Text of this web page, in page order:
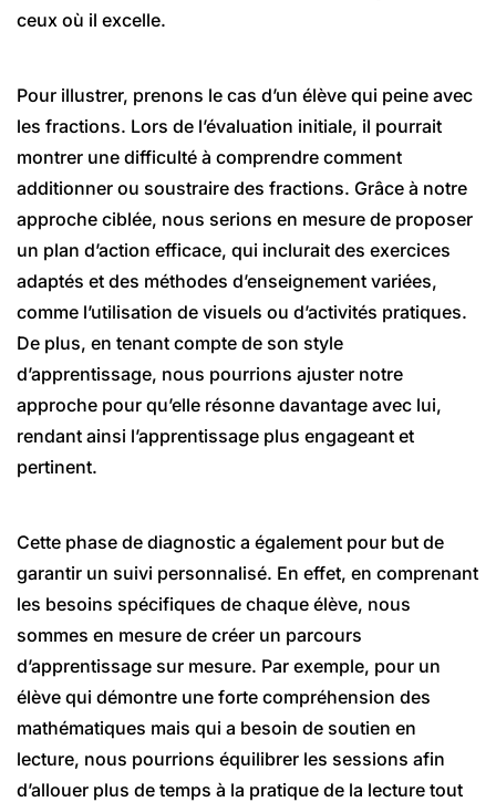
ceux où il excelle.
Pour illustrer, prenons le cas d’un élève qui peine avec
les fractions. Lors de l’évaluation initiale, il pourrait
montrer une difficulté à comprendre comment
additionner ou soustraire des fractions. Grâce à notre
approche ciblée, nous serions en mesure de proposer
un plan d’action efficace, qui inclurait des exercices
adaptés et des méthodes d’enseignement variées,
comme l’utilisation de visuels ou d’activités pratiques.
De plus, en tenant compte de son style
d’apprentissage, nous pourrions ajuster notre
approche pour qu’elle résonne davantage avec lui,
rendant ainsi l’apprentissage plus engageant et
pertinent.
Cette phase de diagnostic a également pour but de
garantir un suivi personnalisé. En effet, en comprenant
les besoins spécifiques de chaque élève, nous
sommes en mesure de créer un parcours
d’apprentissage sur mesure. Par exemple, pour un
élève qui démontre une forte compréhension des
mathématiques mais qui a besoin de soutien en
lecture, nous pourrions équilibrer les sessions afin
d’allouer plus de temps à la pratique de la lecture tout